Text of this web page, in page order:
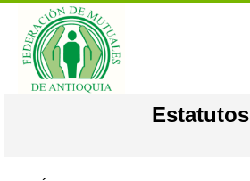
Estatutos